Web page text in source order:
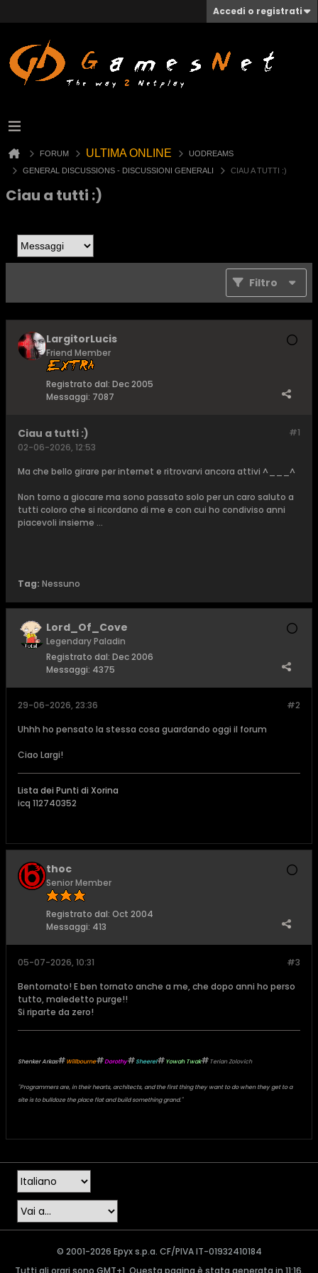
Accedi o registrati
FORUM ULTIMA ONLINE
UODREAMS
GENERAL DISCUSSIONS - DISCUSSIONI GENERALI
CIAU A TUTTI :)
Ciau a tutti :)
Filtro
LargitorLucis
Friend Member
Registrato dal: Dec 2005
Messaggi: 7087
#1
Ciau a tutti :)
02-06-2026, 12:53
Ma che bello girare per internet e ritrovarvi ancora attivi ^___^
Non torno a giocare ma sono passato solo per un caro saluto a
tutti coloro che si ricordano di me e con cui ho condiviso anni
piacevoli insieme ...
Tag: Nessuno
Lord_Of_Cove
Legendary Paladin
Registrato dal: Dec 2006
Messaggi: 4375
#2
29-06-2026, 23:36
Uhhh ho pensato la stessa cosa guardando oggi il forum
Ciao Largi!
Lista dei Punti di Xorina
icq 112740352
thoc
Senior Member
Registrato dal: Oct 2004
Messaggi: 413
#3
05-07-2026, 10:31
Bentornato! E ben tornato anche a me, che dopo anni ho perso
tutto, maledetto purge!!
Si riparte da zero!
Shenker Arkas#Willbourne#Dorothy#Sheerel#Yowah Twak#Terian Zolovich
"Programmers are, in their hearts, architects, and the first thing they want to do when they get to a
site is to bulldoze the place flat and build something grand."
© 2001-2026 Epyx s.p.a. CF/PIVA IT-01932410184
Tutti gli orari sono GMT+1. Questa pagina è stata generata in 11:16.